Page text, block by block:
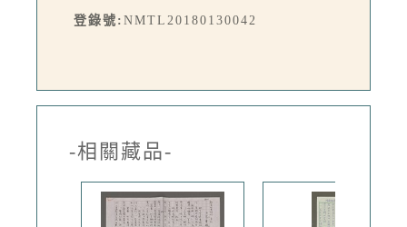
登錄號: NMTL20180130042
-相關藏品-